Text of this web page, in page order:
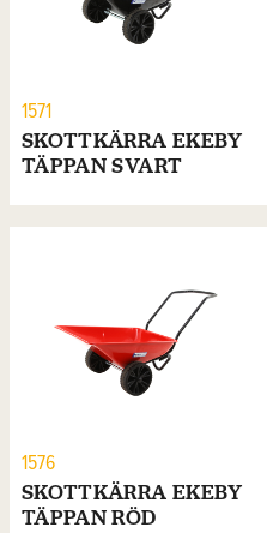
1571
SKOTTKÄRRA EKEBY
TÄPPAN SVART
1576
SKOTTKÄRRA EKEBY
TÄPPAN RÖD